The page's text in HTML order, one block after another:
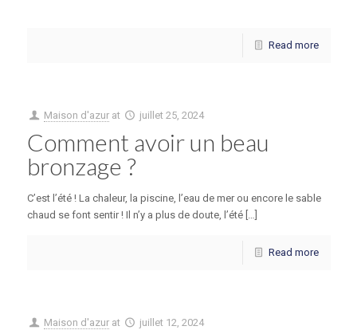
Read more
Maison d'azur at juillet 25, 2024
Comment avoir un beau
bronzage ?
C’est l’été ! La chaleur, la piscine, l’eau de mer ou encore le sable
chaud se font sentir ! Il n’y a plus de doute, l’été […]
Read more
Maison d'azur at juillet 12, 2024